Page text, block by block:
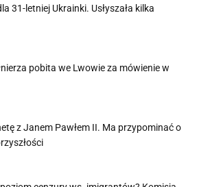
31-letniej Ukrainki. Usłyszała kilka
pobita we Lwowie za mówienie w
z Janem Pawłem II. Ma przypominać o